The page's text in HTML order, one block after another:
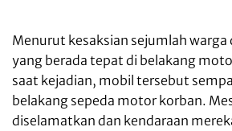
Menurut kesaksian sejumlah warga
yang berada tepat di belakang
saat kejadian, mobil tersebut
belakang sepeda motor korban.
diselamatkan dan kendaraan